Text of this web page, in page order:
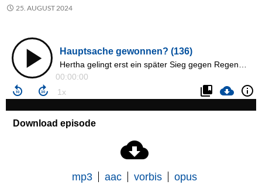
25. AUGUST 2024